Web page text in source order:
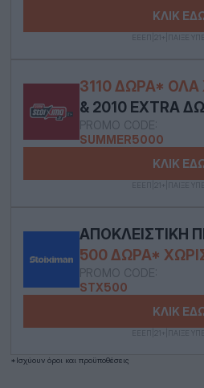
ΕΕΕΠ|21+|ΠΑΙΞΕ
ΚΛΙΚ
3110 ΔΏΡΑ* ΟΛΑ
& 2010 EXTRA
PROMO CODE:
SUMMER5000
ΕΕΕΠ|21+|ΠΑΙΞΕ
ΚΛΙΚ
ΑΠΟΚΛΕΙΣΤΙΚΉ
500 ΔΏΡΑ*
PROMO CODE:
STX500
ΕΕΕΠ|21+|ΠΑΙΞΕ
ΚΛΙΚ
*Ισχύουν όροι και προϋποθέσεις